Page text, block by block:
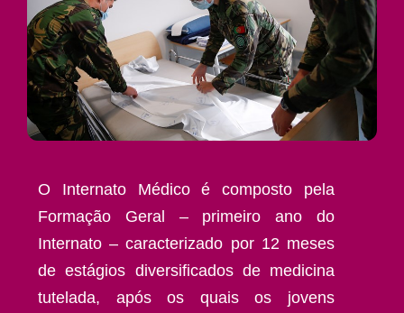
O Internato Médico é composto pela
Formação Geral – primeiro ano do
Internato – caracterizado por 12 meses
de estágios diversificados de medicina
tutelada, após os quais os jovens